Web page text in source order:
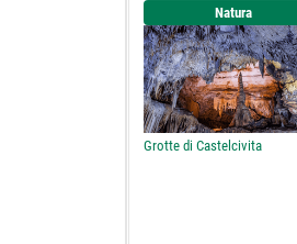
Natura
Grotte di Castelcivita